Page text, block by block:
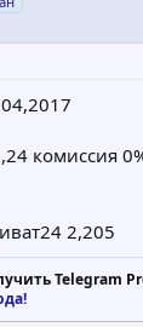
комиссия
2,205
Telegram